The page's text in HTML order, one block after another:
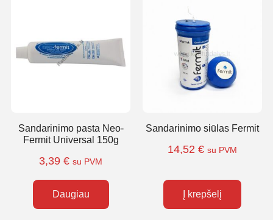
Sandarinimo pasta Neo-
Fermit Universal 150g
3,39 € su PVM
Daugiau
Sandarinimo siūlas Fermit
14,52 € su PVM
Į krepšelį